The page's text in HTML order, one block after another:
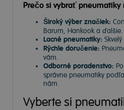
Prečo si vybrať pneumatiky
Široký výber značiek:
Barum, Hankook a ďalšie.
Lacné pneumatiky:
Rýchle doručenie:
vám.
Odborné poradenstvo:
správne pneumatiky
nám.
Vyberte si